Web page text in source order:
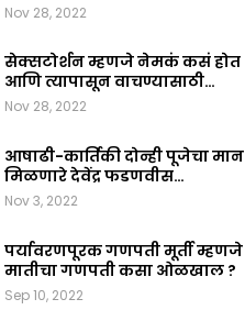
Nov 28, 2022
सेक्सटोर्शन म्हणजे नेमकं कसं होत
आणि त्यापासून वाचण्यासाठी…
Nov 28, 2022
आषाढी-कार्तिकी दोन्ही पूजेचा मान
मिळणारे देवेंद्र फडणवीस…
Nov 3, 2022
पर्यावरणपूरक गणपती मूर्ती म्हणजे
मातीचा गणपती कसा ओळखाल ?
Sep 10, 2022